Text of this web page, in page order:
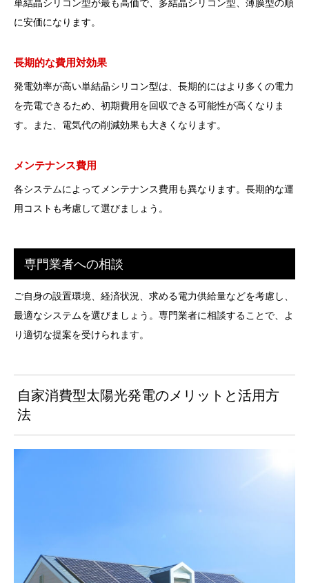
に安価になります。
長期的な費用対効果
発電効率が高い単結晶シリコン型は、長期的にはより多くの電力
を売電できるため、初期費用を回収できる可能性が高くなりま
す。また、電気代の削減効果も大きくなります。
メンテナンス費用
各システムによってメンテナンス費用も異なります。長期的な運
用コストも考慮して選びましょう。
専門業者への相談
ご自身の設置環境、経済状況、求める電力供給量などを考慮し、
最適なシステムを選びましょう。専門業者に相談することで、よ
り適切な提案を受けられます。
自家消費型太陽光発電のメリットと活用方
法